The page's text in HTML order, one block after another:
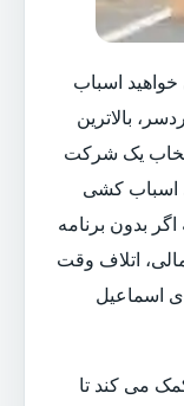
اسباب
بالاترین
یک شرکت
اسباب کشی
بدون برنامه
اتلاف وقت
شود.09126437025-آقای اسماعیل
می کند تا